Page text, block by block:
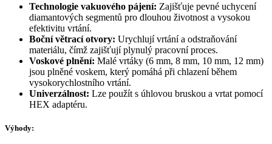
Technologie vakuového pájení: Zajišťuje pevné uchycení
diamantových segmentů pro dlouhou životnost a vysokou
efektivitu vrtání.
Boční větrací otvory: Urychlují vrtání a odstraňování
materiálu, čímž zajišťují plynulý pracovní proces.
Voskové plnění: Malé vrtáky (6 mm, 8 mm, 10 mm, 12 mm)
jsou plněné voskem, který pomáhá při chlazení během
vysokorychlostního vrtání.
Univerzálnost: Lze použít s úhlovou bruskou a vrtat pomocí
HEX adaptéru.
Výhody: